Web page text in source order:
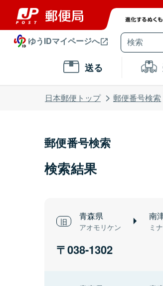
ゆうIDマイページへ
送る
日本郵便トップ 郵便番号検索
郵便番号検索
検索結果
青森県
アオモリケン
南
ミ
038-1302